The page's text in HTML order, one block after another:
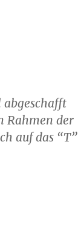
Rahmen der
auf das “T”